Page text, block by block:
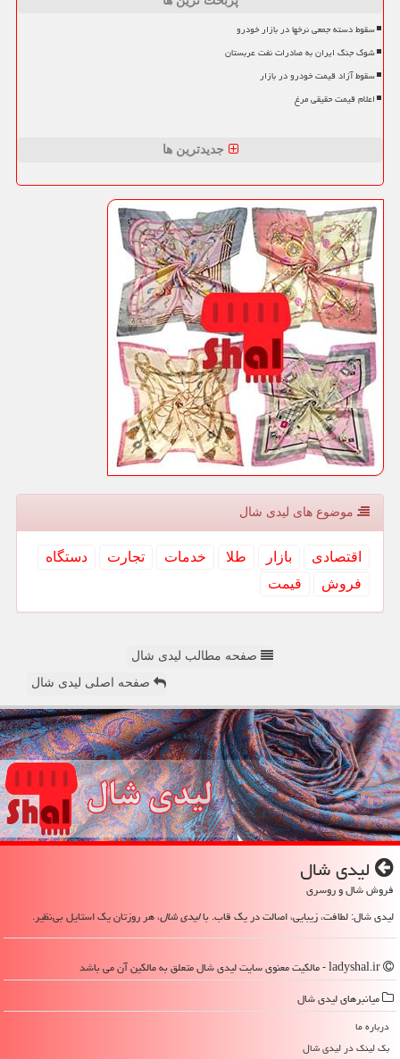
سقوط دسته جمعی نرخها در بازار خودرو
شوک جنگ ایران به صادرات نفت عربستان
سقوط آزاد قیمت خودرو در بازار
اعلام قیمت حقیقی مرغ
جدیدترین ها
موضوع های لیدی شال
اقتصادی بازار طلا خدمات تجارت
دستگاه
فروش
قیمت
صفحه مطالب لیدی شال
صفحه اصلی لیدی شال
لیدی شال
فروش شال و روسری
لیدی شال: لطافت، زیبایی، اصالت در یک قاب. بالیدی شال، هر روزتان یک استایل بی‌نظیر.
میانبرهای لیدی شال
درباره ما
بک لینک در لیدی شال